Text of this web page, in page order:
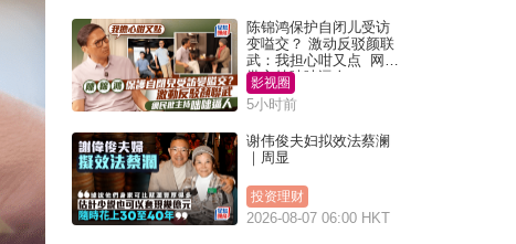
陈锦鸿保护自闭儿受访
变嗌交？ 激动反驳颜联
武：我担心咁又点 网民
批主持咄咄逼人
影视圈
5小时前
谢伟俊夫妇拟效法蔡澜
｜周显
投资理财
2026-08-07 06:00 HKT